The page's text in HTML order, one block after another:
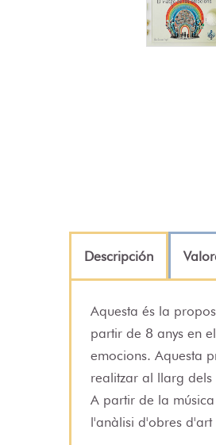
Descripción
Aquesta és la
partir de 8 anys en
emocions. Aquesta
realitzar al llarg dels
A partir de la
l'anàlisi d'obres